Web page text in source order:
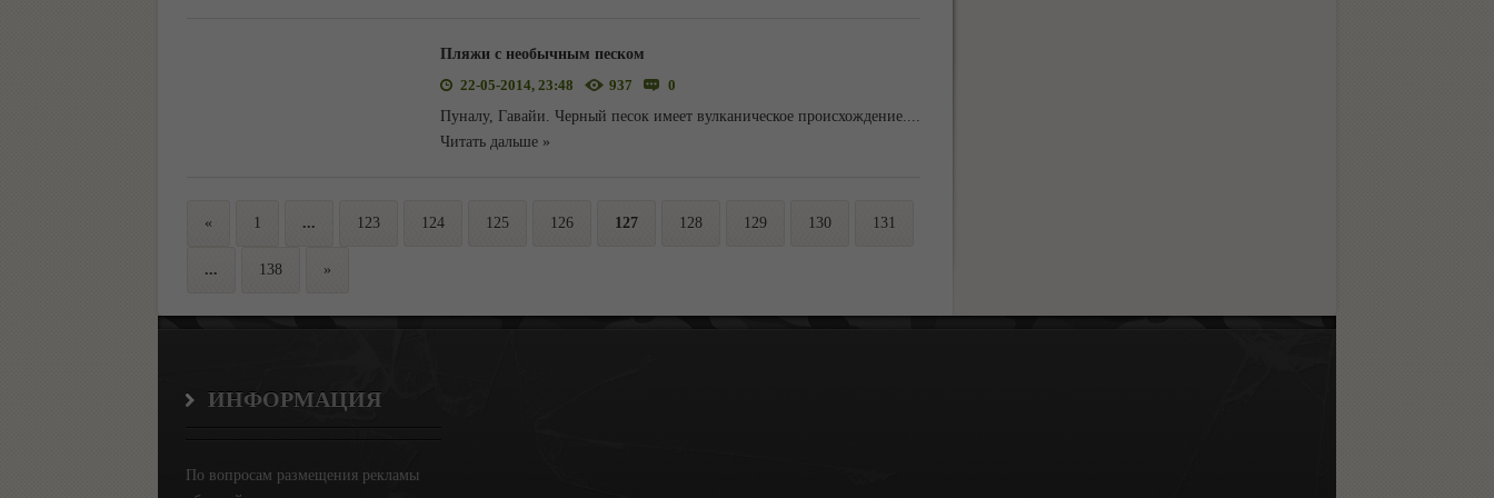
Пляжи с необычным песком
22-05-2014, 23:48
937
0
Пуналу, Гавайи. Черный песок имеет вулканическое происхождение....
Читать дальше »
« 1 ... 123 124 125 126 127 128 129 130 131
... 138 »
ИНФОРМАЦИЯ
По вопросам размещения рекламы